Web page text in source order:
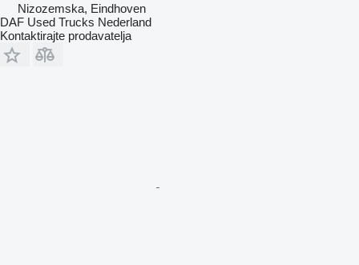
Nizozemska, Eindhoven
DAF Used Trucks Nederland
Kontaktirajte prodavatelja